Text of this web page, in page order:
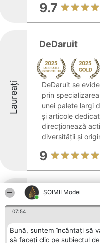
ȘOIMII Modei
07:54
Bună, suntem încântați să
să faceți clic pe subiectul
9.7
Laureați
DeDaruit
DeDaruit se
prin
unei palete largi
și articole
direcționează
diversității și
9
Laureați
Speranta